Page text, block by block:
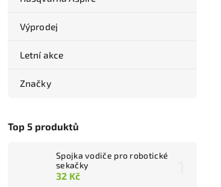
Výprodej
Letní akce
Značky
Top 5 produktů
Spojka vodiče pro robotické
sekačky
32 Kč